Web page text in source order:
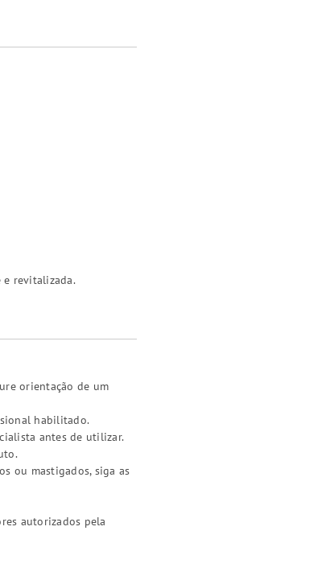
e revitalizada.
orientação de um
habilitado.
antes de utilizar.
ou mastigados, siga as
autorizados pela